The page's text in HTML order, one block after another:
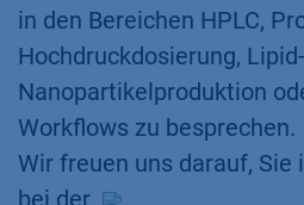
in den Bereichen HPLC,
Hochdruckdosierung, Lipid-
Nanopartikelproduktion
Workflows zu besprechen.
Wir freuen uns darauf, Sie
bei der